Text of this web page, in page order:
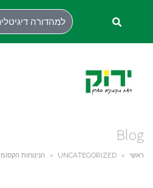
למהדורה
Blog
ראשי »
UNCATEGORIZED
» הנינוחות